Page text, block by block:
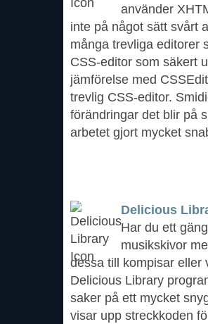
använder
inte på något sätt svårt
många trevliga editorer
CSS-editor som säkert
jämförelse med
trevlig CSS-editor.
förändringar det blir på
arbetet gjort mycket
Delicious
Har du ett
musikskivor
dessa till kompisar eller
Delicious Library
saker på ett mycket
visar upp streckkoden